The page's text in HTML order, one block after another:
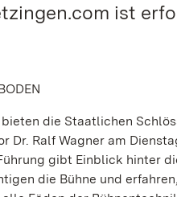
ist
bieten die Staatlichen
Dr. Ralf Wagner am
gibt Einblick hinter
die Bühne und